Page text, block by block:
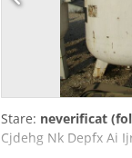
Stare: neverificat
Cjdehg Nk Depfx Ai